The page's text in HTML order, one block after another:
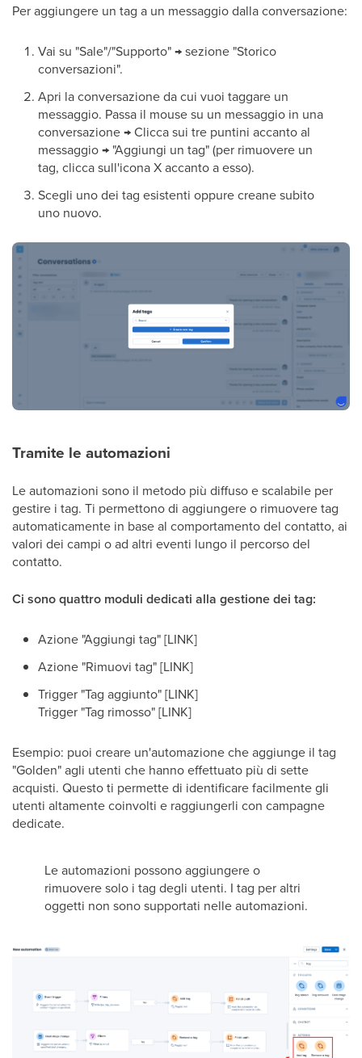
Per aggiungere un tag a un messaggio dalla conversazione:
Vai su "Sale"/"Supporto" → sezione "Storico
conversazioni".
Apri la conversazione da cui vuoi taggare un
messaggio. Passa il mouse su un messaggio in una
conversazione → Clicca sui tre puntini accanto al
messaggio → "Aggiungi un tag" (per rimuovere un
tag, clicca sull'icona X accanto a esso).
Scegli uno dei tag esistenti oppure creane subito
uno nuovo.
Tramite le automazioni
Le automazioni sono il metodo più diffuso e scalabile per
gestire i tag. Ti permettono di aggiungere o rimuovere tag
automaticamente in base al comportamento del contatto, ai
valori dei campi o ad altri eventi lungo il percorso del
contatto.
Ci sono quattro moduli dedicati alla gestione dei tag:
Azione "Aggiungi tag" [LINK]
Azione "Rimuovi tag" [LINK]
Trigger "Tag aggiunto" [LINK]
Trigger "Tag rimosso" [LINK]
Esempio: puoi creare un'automazione che aggiunge il tag
"Golden" agli utenti che hanno effettuato più di sette
acquisti. Questo ti permette di identificare facilmente gli
utenti altamente coinvolti e raggiungerli con campagne
dedicate.
Le automazioni possono aggiungere o
rimuovere solo i tag degli utenti. I tag per altri
oggetti non sono supportati nelle automazioni.